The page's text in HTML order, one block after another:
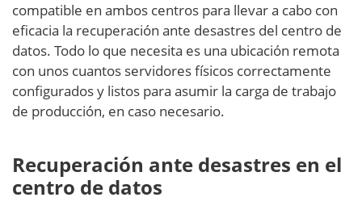
compatible en ambos centros para llevar a cabo con
eficacia la recuperación ante desastres del centro de
datos. Todo lo que necesita es una ubicación remota
con unos cuantos servidores físicos correctamente
configurados y listos para asumir la carga de trabajo
de producción, en caso necesario.
Recuperación ante desastres en el
centro de datos